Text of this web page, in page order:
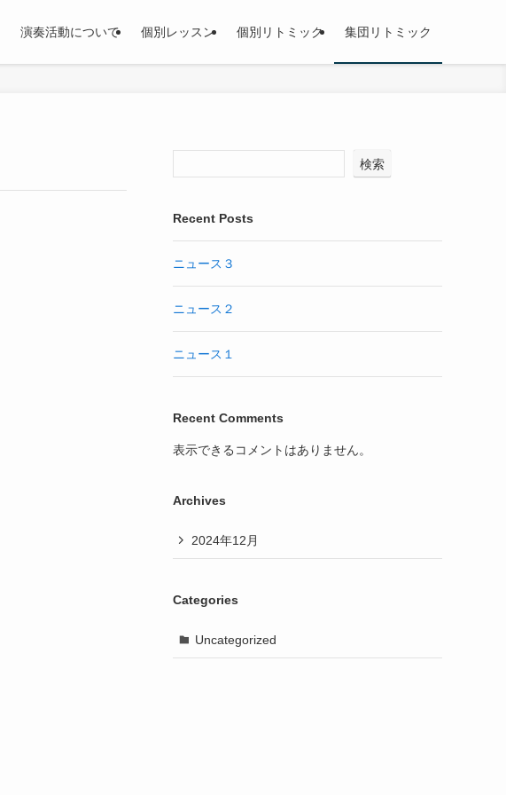
演奏活動について 個別レッスン 個別リトミック 集団リトミック
検索
Recent Posts
ニュース３
ニュース２
ニュース１
Recent Comments
表示できるコメントはありません。
Archives
2024年12月
Categories
Uncategorized